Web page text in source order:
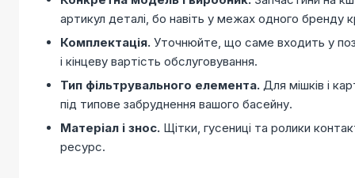
артикул деталі, бо навіть у межах одного бренду
Комплектація. Уточнюйте, що саме входить у
і кінцеву вартість обслуговування.
Тип фільтрувального елемента. Для мішків і
під типове забруднення вашого басейну.
Матеріал і знос. Щітки, гусениці та ролики
ресурс.